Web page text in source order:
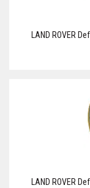
LAND ROVER
LAND ROVER